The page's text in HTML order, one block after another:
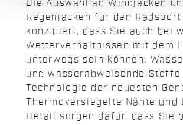
Die Auswahl an Windjacken
Regenjacken für den
konzipiert, dass Sie auch bei
Wetterverhältnissen mit dem
unterwegs sein können.
und wasserabweisende Stoffe
Technologie der neuesten
Thermoversiegelte Nähte und
Detail sorgen dafür, dass Sie